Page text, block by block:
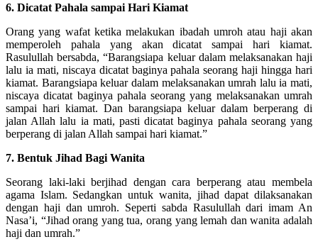
6. Dicatat Pahala sampai Hari Kiamat
Orang yang wafat ketika melakukan ibadah umroh atau haji akan
memperoleh pahala yang akan dicatat sampai hari kiamat.
Rasulullah bersabda, “Barangsiapa keluar dalam melaksanakan haji
lalu ia mati, niscaya dicatat baginya pahala seorang haji hingga hari
kiamat. Barangsiapa keluar dalam melaksanakan umrah lalu ia mati,
niscaya dicatat baginya pahala seorang yang melaksanakan umrah
sampai hari kiamat. Dan barangsiapa keluar dalam berperang di
jalan Allah lalu ia mati, pasti dicatat baginya pahala seorang yang
berperang di jalan Allah sampai hari kiamat.”
7. Bentuk Jihad Bagi Wanita
Seorang laki-laki berjihad dengan cara berperang atau membela
agama Islam. Sedangkan untuk wanita, jihad dapat dilaksanakan
dengan haji dan umroh. Seperti sabda Rasulullah dari imam An
Nasa’i, “Jihad orang yang tua, orang yang lemah dan wanita adalah
haji dan umrah.”